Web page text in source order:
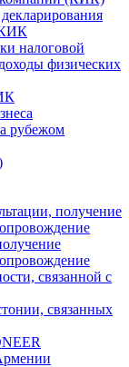
КИК
налоговой
физических
рубежом
получение
связанной с
связанных